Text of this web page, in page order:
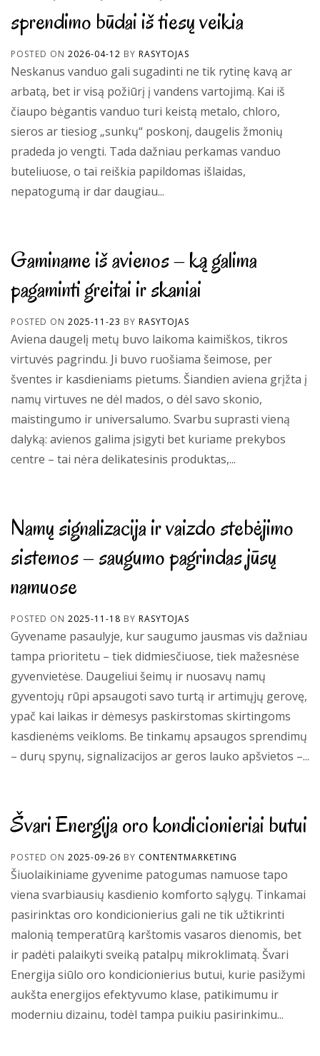
sprendimo būdai iš tiesų veikia
POSTED ON 2026-04-12 BY RASYTOJAS
Neskanus vanduo gali sugadinti ne tik rytinę kavą ar
arbatą, bet ir visą požiūrį į vandens vartojimą. Kai iš
čiaupo bėgantis vanduo turi keistą metalo, chloro,
sieros ar tiesiog „sunkų“ poskonį, daugelis žmonių
pradeda jo vengti. Tada dažniau perkamas vanduo
buteliuose, o tai reiškia papildomas išlaidas,
nepatogumą ir dar daugiau...
Gaminame iš avienos – ką galima
pagaminti greitai ir skaniai
POSTED ON 2025-11-23 BY RASYTOJAS
Aviena daugelį metų buvo laikoma kaimiškos, tikros
virtuvės pagrindu. Ji buvo ruošiama šeimose, per
šventes ir kasdieniams pietums. Šiandien aviena grįžta į
namų virtuves ne dėl mados, o dėl savo skonio,
maistingumo ir universalumo. Svarbu suprasti vieną
dalyką: avienos galima įsigyti bet kuriame prekybos
centre – tai nėra delikatesinis produktas,...
Namų signalizacija ir vaizdo stebėjimo
sistemos – saugumo pagrindas jūsų
namuose
POSTED ON 2025-11-18 BY RASYTOJAS
Gyvename pasaulyje, kur saugumo jausmas vis dažniau
tampa prioritetu – tiek didmiesčiuose, tiek mažesnėse
gyvenvietėse. Daugeliui šeimų ir nuosavų namų
gyventojų rūpi apsaugoti savo turtą ir artimųjų gerovę,
ypač kai laikas ir dėmesys paskirstomas skirtingoms
kasdienėms veikloms. Be tinkamų apsaugos sprendimų
– durų spynų, signalizacijos ar geros lauko apšvietos –...
Švari Energija oro kondicionieriai butui
POSTED ON 2025-09-26 BY CONTENTMARKETING
Šiuolaikiniame gyvenime patogumas namuose tapo
viena svarbiausių kasdienio komforto sąlygų. Tinkamai
pasirinktas oro kondicionierius gali ne tik užtikrinti
malonią temperatūrą karštomis vasaros dienomis, bet
ir padėti palaikyti sveiką patalpų mikroklimatą. Švari
Energija siūlo oro kondicionierius butui, kurie pasižymi
aukšta energijos efektyvumo klase, patikimumu ir
moderniu dizainu, todėl tampa puikiu pasirinkimu...